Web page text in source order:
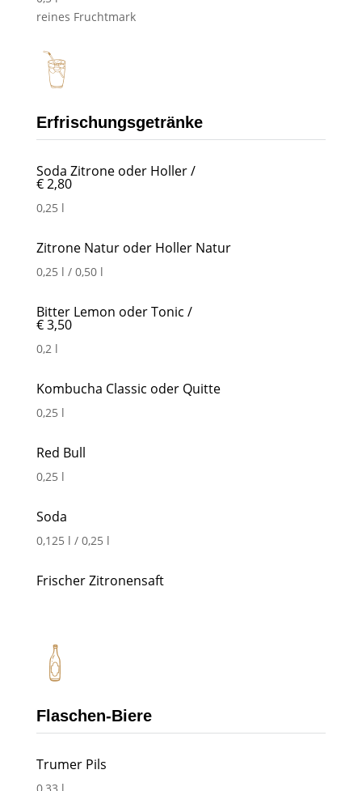
reines Fruchtmark
Erfrischungsgetränke
Soda Zitrone oder Holler /
€ 2,80
0,25 l
Zitrone Natur oder Holler Natur
0,25 l / 0,50 l
Bitter Lemon oder Tonic /
€ 3,50
0,2 l
Kombucha Classic oder Quitte
0,25 l
Red Bull
0,25 l
Soda
0,125 l / 0,25 l
Frischer Zitronensaft
Flaschen-Biere
Trumer Pils